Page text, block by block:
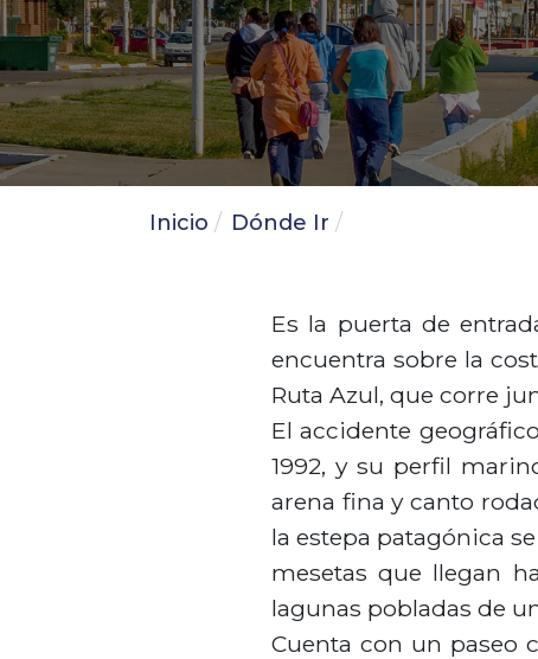
Inicio Dónde Ir
Es la puerta de
encuentra sobre la
Ruta Azul, que corre
El accidente
1992, y su perfil
arena fina y canto
la estepa patagónica
mesetas que llegan
lagunas pobladas de
Cuenta con un paseo